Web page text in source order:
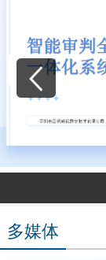
多媒体